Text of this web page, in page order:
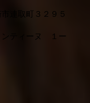
連取町３２９５
ンティーヌ １ー